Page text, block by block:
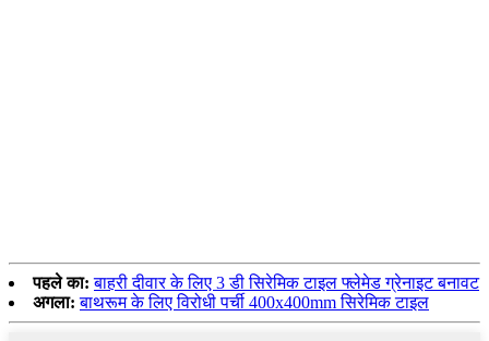
पहले का: बाहरी दीवार के लिए 3 डी सिरेमिक टाइल फ्लेमेड ग्रेनाइट बनावट
अगला: बाथरूम के लिए विरोधी पर्ची 400x400mm सिरेमिक टाइल